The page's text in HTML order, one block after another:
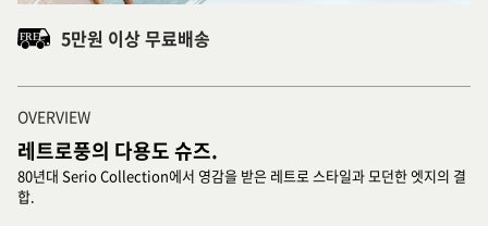
5만원 이상 무료배송
OVERVIEW
레트로풍의 다용도 슈즈.
80년대 Serio Collection에서 영감을 받은 레트로 스타일과 모던한 엣지의 결
합.